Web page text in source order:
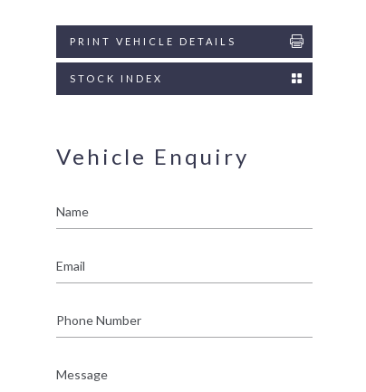
PRINT VEHICLE DETAILS
STOCK INDEX
Vehicle Enquiry
Number